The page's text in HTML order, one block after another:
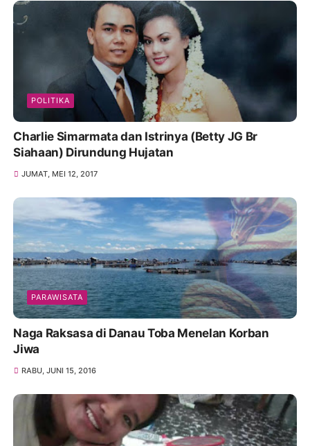
POLITIKA
Charlie Simarmata dan Istrinya (Betty JG Br
Siahaan) Dirundung Hujatan
JUMAT, MEI 12, 2017
PARAWISATA
Naga Raksasa di Danau Toba Menelan Korban
Jiwa
RABU, JUNI 15, 2016